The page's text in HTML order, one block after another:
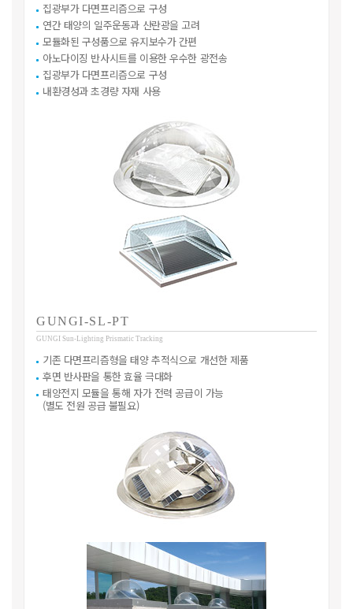
집광부가 다면프리즘으로 구성
연간 태양의 일주운동과 산란광을 고려
모듈화된 구성품으로 유지보수가 간편
아노다이징 반사시트를 이용한 우수한 광전송
집광부가 다면프리즘으로 구성
내환경성과 초경량 자재 사용
GUNGI-SL-PT
GUNGI Sun-Lighting Prismatic Tracking
기존 다면프리즘형을 태양 추적식으로 개선한 제품
후면 반사판을 통한 효율 극대화
태양전지 모듈을 통해 자가 전력 공급이 가능
(별도 전원 공급 불필요)